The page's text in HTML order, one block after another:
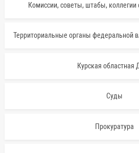
Комиссии, советы, штабы, коллегии
Территориальные органы федеральной
Курская областная
Суды
Прокуратура